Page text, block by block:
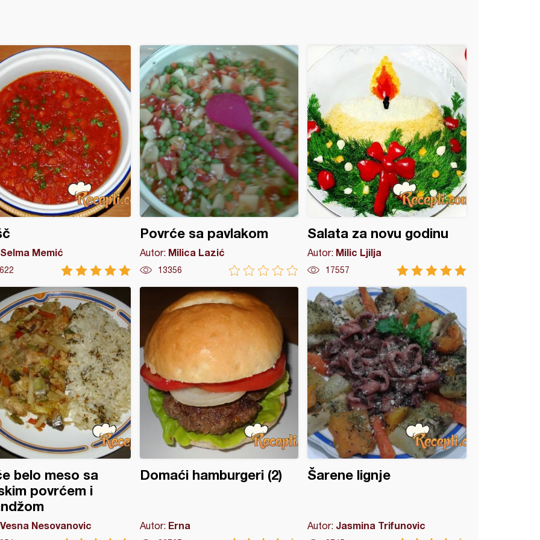
Selma Memić
Povrće sa pavlakom
Autor: Milica Lazić
13356
Salata za novu godinu
Autor: Milic Ljilja
17557
belo meso sa
povrćem i
Vesna Nesovanovic
Domaći hamburgeri (2)
Autor: Erna
Šarene lignje
Autor: Jasmina Trifunovic